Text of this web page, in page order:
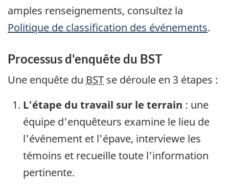
amples renseignements, consultez la
Politique de classification des événements.
Processus d'enquête du BST
Une enquête du BST se déroule en 3 étapes :
L'étape du travail sur le terrain : une
équipe d'enquêteurs examine le lieu de
l'événement et l'épave, interviewe les
témoins et recueille toute l'information
pertinente.